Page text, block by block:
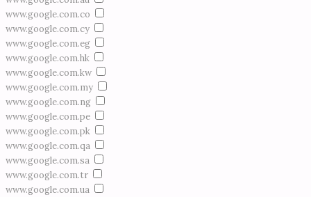
www.google.com.co
www.google.com.cy
www.google.com.eg
www.google.com.hk
www.google.com.kw
www.google.com.my
www.google.com.ng
www.google.com.pe
www.google.com.pk
www.google.com.qa
www.google.com.sa
www.google.com.tr
www.google.com.ua